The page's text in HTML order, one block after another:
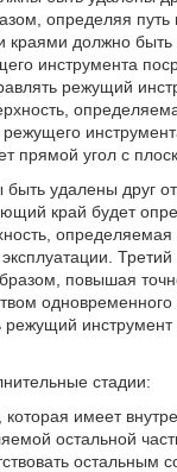
определяя
должно быть
инструмента
режущий
прямой угол с
удалены друг
край будет
повышая
стадии:
которая имеет
остальной
остальным